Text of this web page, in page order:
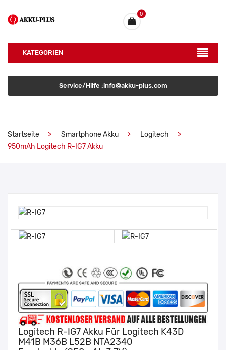
0
KATEGORIEN
Service/Hilfe :info@akku-plus.com
Startseite Smartphone Akku
Logitech
950mAh Logitech R-IG7 Akku
Logitech R-IG7 Akku Für Logitech K43D
M41B M36B L52B NTA2340